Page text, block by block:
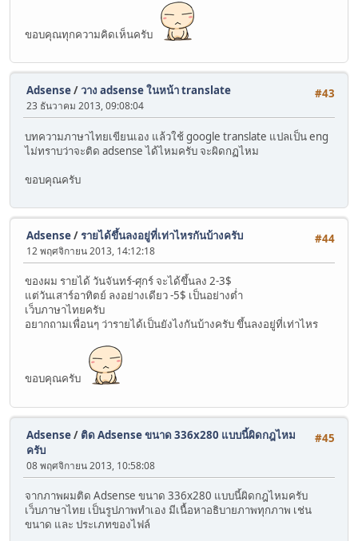
ขอบคุณทุกความคิดเห็นครับ
#43
Adsense/วาง adsense ในหน้า translate
23 ธันวาคม 2013, 09:08:04
บทความภาษาไทยเขียนเอง แล้วใช้ google translate แปลเป็น eng
ไม่ทราบว่าจะติด adsense ได้ไหมครับ จะผิดกฏไหม
ขอบคุณครับ
#44
Adsense/รายได้ขึ้นลงอยู่ที่เท่าไหรกันบ้างครับ
12 พฤศจิกายน 2013, 14:12:18
ของผม รายได้ วันจันทร์-ศุกร์ จะได้ขึ้นลง 2-3$
แต่วันเสาร์อาทิตย์ ลงอย่างเดียว -5$ เป็นอย่างต่ำ
เว็บภาษาไทยครับ
อยากถามเพื่อนๆ ว่ารายได้เป็นยังไงกันบ้างครับ ขึ้นลงอยู่ที่เท่าไหร
ขอบคุณครับ
#45
Adsense/ ติด Adsense ขนาด 336x280 แบบนี้ผิดกฎไหม
ครับ
08 พฤศจิกายน 2013, 10:58:08
จากภาพผมติด Adsense ขนาด 336x280 แบบนี้ผิดกฎไหมครับ
เว็บภาษาไทย เป็นรูปภาพทำเอง มีเนื้อหาอธิบายภาพทุกภาพ เช่น
ขนาด และ ประเภทของไฟล์